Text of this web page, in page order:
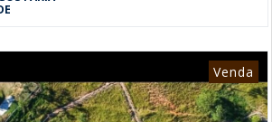
Venda